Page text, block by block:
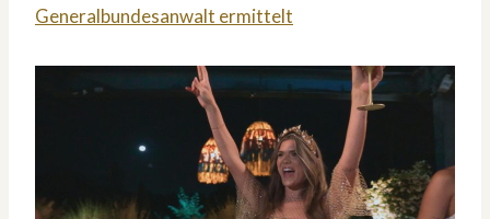
Generalbundesanwalt ermittelt